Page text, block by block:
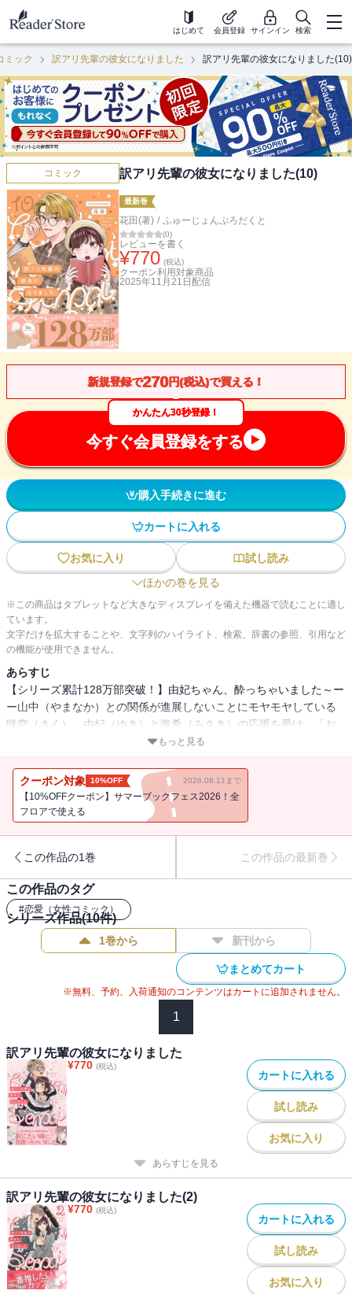
はじめて 会員登録 サインイン 検索
ミック 訳アリ先輩の彼女になりました 訳アリ先輩の彼女になりました(10)
コミック 訳アリ先輩の彼女になりました(10)
最新巻
花田(著) / ふゅーじょんぷろだくと
(0)
レビューを書く
¥770 (税込)
クーポン利用対象商品
2025年11月21日 配信
新規登録で270円(税込)で買える！
かんたん30秒登録！
今すぐ会員登録をする
購入手続きに進む
カートに入れる
お気に入り
試し読み
ほかの巻を見る
※この商品はタブレットなど大きなディスプレイを備えた機器で読むことに適し
ています。
文字だけを拡大することや、文字列のハイライト、検索、辞書の参照、引用など
の機能が使用できません。
あらすじ
【シリーズ累計128万部突破！】由妃ちゃん、酔っちゃいました～ー
ー山中（やまなか）との関係が進展しないことにモヤモヤしている
咲空（さく）。由妃（ゆき）と海希（みさき）の応援を受け、「お
うちデートスーパーメロメロ大作戦」を決行！！キラキラの大きな
を見せてくれるのか！？※本作品は単話配信しているものに、加筆
修正・描き下ろしを加えたコミックス版です。重複購入にお気をつ
け下さい。
もっと見る
クーポン対象 10%OFF 2026.08.11まで
【10%OFFクーポン】サマーブックフェス2026！全
フロアで使える
この作品の1巻 この作品の最新巻
この作品のタグ
#恋愛（女性コミック）
シリーズ作品(10件)
1巻から 新刊から
まとめてカート
※無料、予約、入荷通知のコンテンツはカートに追加されません。
1
訳アリ先輩の彼女になりました
¥770 (税込)
カートに入れる
試し読み
お気に入り
あらすじを見る
訳アリ先輩の彼女になりました(2)
¥770 (税込)
カートに入れる
試し読み
お気に入り